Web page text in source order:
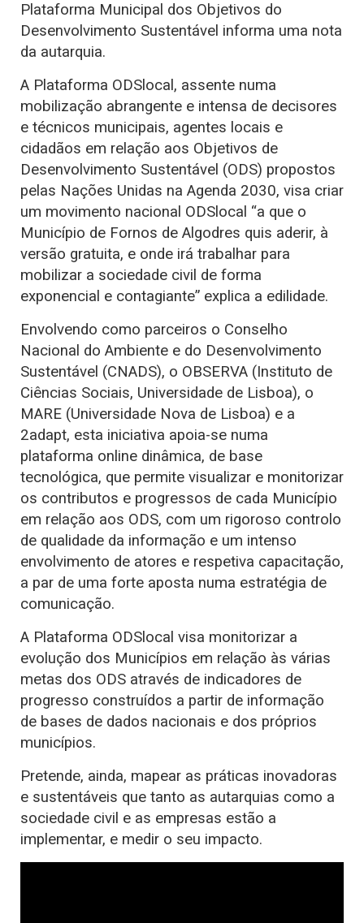
Plataforma Municipal dos Objetivos do
Desenvolvimento Sustentável informa uma nota
da autarquia.
A Plataforma ODSlocal, assente numa
mobilização abrangente e intensa de decisores
e técnicos municipais, agentes locais e
cidadãos em relação aos Objetivos de
Desenvolvimento Sustentável (ODS) propostos
pelas Nações Unidas na Agenda 2030, visa criar
um movimento nacional ODSlocal “a que o
Município de Fornos de Algodres quis aderir, à
versão gratuita, e onde irá trabalhar para
mobilizar a sociedade civil de forma
exponencial e contagiante” explica a edilidade.
Envolvendo como parceiros o Conselho
Nacional do Ambiente e do Desenvolvimento
Sustentável (CNADS), o OBSERVA (Instituto de
Ciências Sociais, Universidade de Lisboa), o
MARE (Universidade Nova de Lisboa) e a
2adapt, esta iniciativa apoia-se numa
plataforma online dinâmica, de base
tecnológica, que permite visualizar e monitorizar
os contributos e progressos de cada Município
em relação aos ODS, com um rigoroso controlo
de qualidade da informação e um intenso
envolvimento de atores e respetiva capacitação,
a par de uma forte aposta numa estratégia de
comunicação.
A Plataforma ODSlocal visa monitorizar a
evolução dos Municípios em relação às várias
metas dos ODS através de indicadores de
progresso construídos a partir de informação
de bases de dados nacionais e dos próprios
municípios.
Pretende, ainda, mapear as práticas inovadoras
e sustentáveis que tanto as autarquias como a
sociedade civil e as empresas estão a
implementar, e medir o seu impacto.